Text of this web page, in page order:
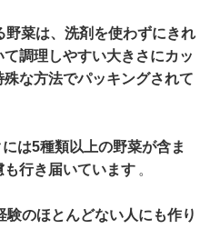
菜は、洗剤を使わずにきれ
調理しやすい大きさにカッ
殊な方法でパッキングされて
は5種類以上の野菜が含ま
行き届いています 。
のほとんどない人にも作り